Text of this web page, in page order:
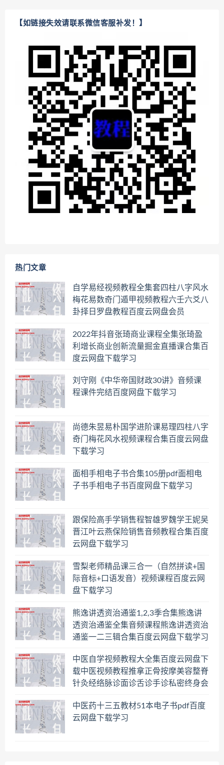
【如链接失效请联系微信客服补发！】
热门文章
自学易经视频教程全集套四柱八字风水
梅花易数奇门遁甲视频教程六壬六爻八
卦择日罗盘教程百度云网盘会员
2022年抖音张琦商业课程全集张琦盈
利增长商业创新流量掘金直播课合集百
度云网盘下载学习
刘守刚《中华帝国财政30讲》音频课
程课件完结百度网盘下载学习
尚德朱昱易朴国学进阶课易理四柱八字
奇门梅花风水视频课程合集百度云网盘
下载学习
面相手相电子书合集105册pdf面相电
子书手相电子书百度网盘下载学习
跟保险高手学销售程智雄罗魏学王妮吴
晋江叶云燕保险销售音频教程合集百度
云网盘下载学习
雪梨老师精品课三合一（自然拼读+国
际音标+口语发音）视频课程百度云网
盘下载学习
熊逸讲透资治通鉴1,2,3季合集熊逸讲
透资治通鉴全集音频课程熊逸讲透资治
通鉴一二三辑合集百度云网盘下载学习
中医自学视频教程大全集百度云网盘下
载中医视频教程推拿正骨按摩美容整脊
针灸经络脉诊面诊舌诊手诊私密终身会
中医药十三五教材51本电子书pdf百度
云网盘下载学习